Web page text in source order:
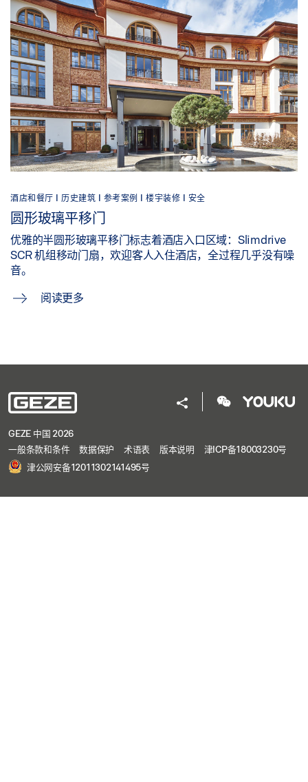
酒店和餐厅 | 历史建筑 | 参考案例 | 楼宇装修 | 安全
圆形玻璃平移门
优雅的半圆形玻璃平移门标志着酒店入口区域：Slimdrive
SCR 机组移动门扇，欢迎客人入住酒店，全过程几乎没有噪
音。
阅读更多
GEZE 中国 2026
一般条款和条件
数据保护 术语表 版本说明
津ICP备18003230号
津公网安备12011302141495号